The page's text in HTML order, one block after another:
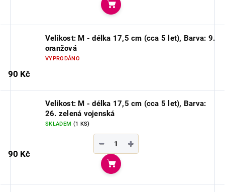
Do košíku
Velikost: M - délka 17,5 cm (cca 5 let), Barva: 9.
oranžová
VYPRODÁNO
90 Kč
Velikost: M - délka 17,5 cm (cca 5 let), Barva:
26. zelená vojenská
SKLADEM (1 KS)
90 Kč
+
−
Do košíku